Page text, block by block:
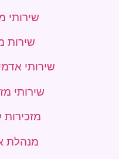
שירותי
שירות
שירותי
שירותי
מנהלת